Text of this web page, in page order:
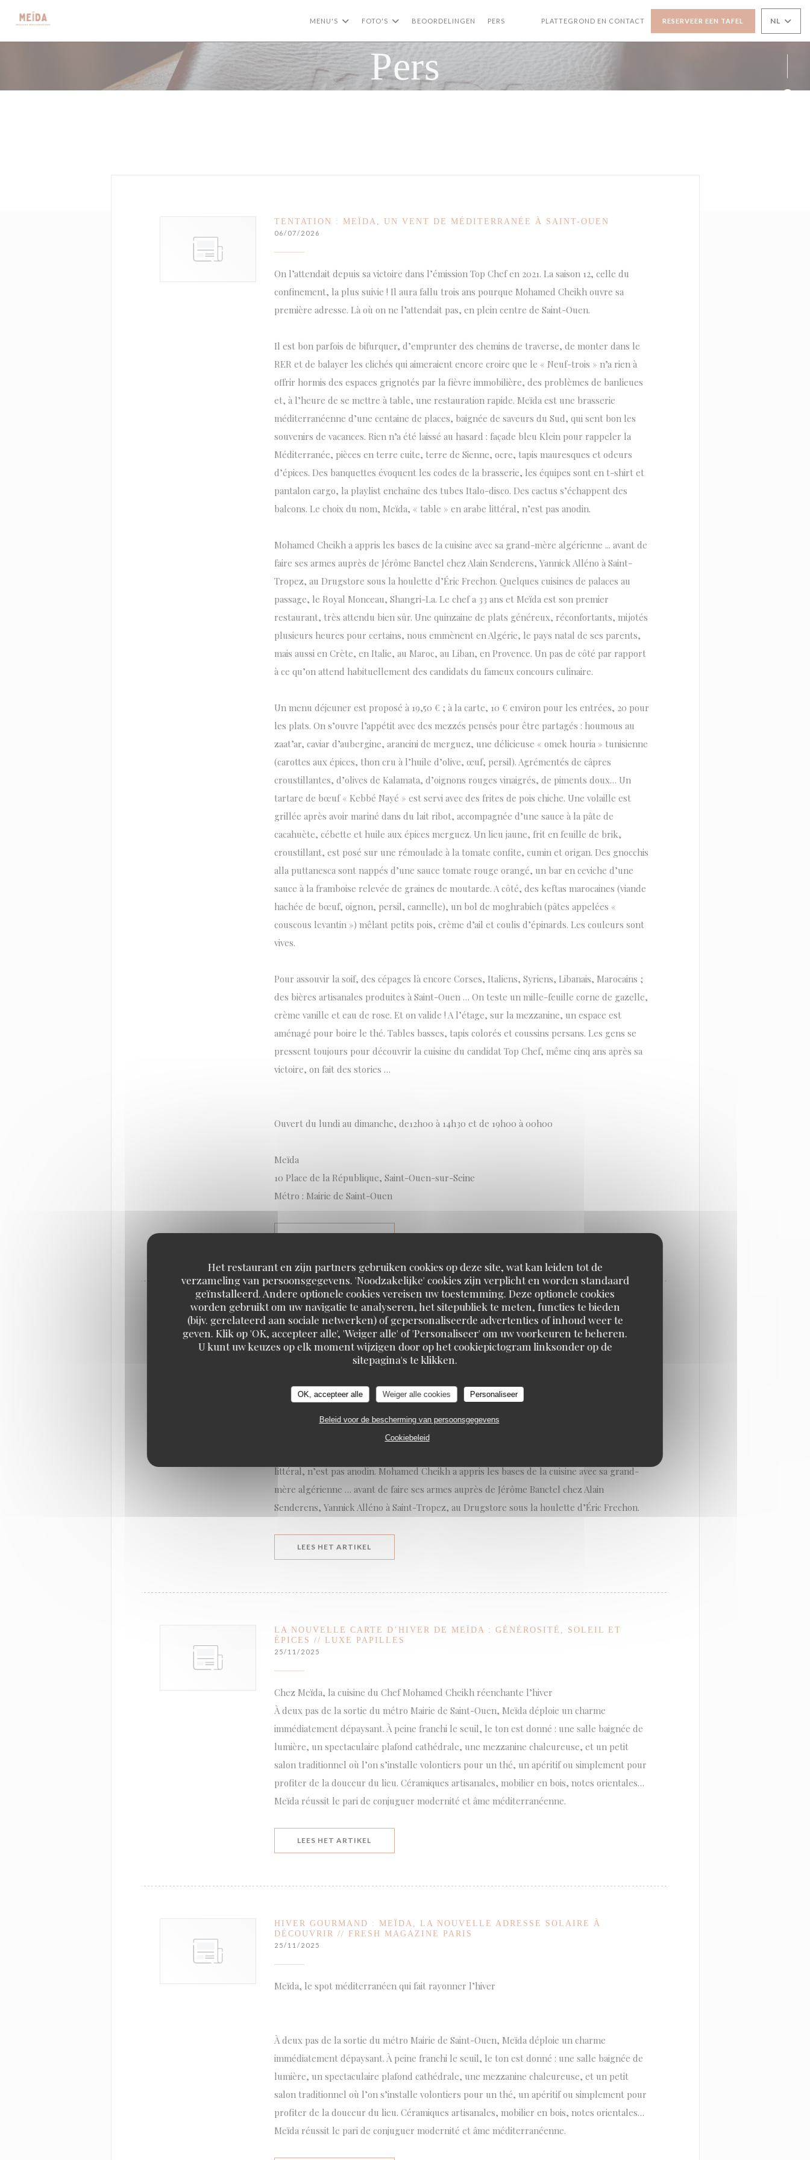
Cookies beheer paneel
Het restaurant en zijn partners gebruiken cookies op deze site, wat kan leiden tot de
verzameling van persoonsgegevens. 'Noodzakelijke' cookies zijn verplicht en worden standaard
geïnstalleerd. Andere optionele cookies vereisen uw toestemming. Deze optionele cookies
worden gebruikt om uw navigatie te analyseren, het sitepubliek te meten, functies te bieden
(bijv. gerelateerd aan sociale netwerken) of gepersonaliseerde advertenties of inhoud weer te
geven. Klik op 'OK, accepteer alle', 'Weiger alle' of 'Personaliseer' om uw voorkeuren te beheren.
U kunt uw keuzes op elk moment wijzigen door op het cookiepictogram linksonder op de
sitepagina's te klikken.
OK, accepteer alle Weiger alle cookies Personaliseer
Beleid voor de bescherming van persoonsgegevens
Cookiebeleid
MENU'S FOTO'S BEOORDELINGEN PERS PLATTEGROND EN CONTACT RESERVEER EEN TAFEL NL
Pers
TENTATION : MEÏDA, UN VENT DE MÉDITERRANÉE À SAINT-OUEN
06/07/2026
On l’attendait depuis sa victoire dans l’émission Top Chef en 2021. La saison 12, celle du
confinement, la plus suivie ! Il aura fallu trois ans pourque Mohamed Cheikh ouvre sa
première adresse. Là où on ne l’attendait pas, en plein centre de Saint-Ouen.
Il est bon parfois de bifurquer, d’emprunter des chemins de traverse, de monter dans le
RER et de balayer les clichés qui aimeraient encore croire que le « Neuf-trois » n’a rien à
offrir hormis des espaces grignotés par la fièvre immobilière, des problèmes de banlieues
et, à l’heure de se mettre à table, une restauration rapide. Meïda est une brasserie
méditerranéenne d’une centaine de places, baignée de saveurs du Sud, qui sent bon les
souvenirs de vacances. Rien n’a été laissé au hasard : façade bleu Klein pour rappeler la
Méditerranée, pièces en terre cuite, terre de Sienne, ocre, tapis mauresques et odeurs
d’épices. Des banquettes évoquent les codes de la brasserie, les équipes sont en t-shirt et
pantalon cargo, la playlist enchaîne des tubes Italo-disco. Des cactus s’échappent des
balcons. Le choix du nom, Meïda, « table » en arabe littéral, n’est pas anodin.
Mohamed Cheikh a appris les bases de la cuisine avec sa grand-mère algérienne ... avant de
faire ses armes auprès de Jérôme Banctel chez Alain Senderens, Yannick Alléno à Saint-
Tropez, au Drugstore sous la houlette d’Éric Frechon. Quelques cuisines de palaces au
passage, le Royal Monceau, Shangri-La. Le chef a 33 ans et Meïda est son premier
restaurant, très attendu bien sûr. Une quinzaine de plats généreux, réconfortants, mijotés
plusieurs heures pour certains, nous emmènent en Algérie, le pays natal de ses parents,
mais aussi en Crète, en Italie, au Maroc, au Liban, en Provence. Un pas de côté par rapport
à ce qu’on attend habituellement des candidats du fameux concours culinaire.
Un menu déjeuner est proposé à 19,50 € ; à la carte, 10 € environ pour les entrées, 20 pour
les plats. On s’ouvre l’appétit avec des mezzés pensés pour être partagés : houmous au
zaat’ar, caviar d’aubergine, arancini de merguez, une délicieuse « omek houria » tunisienne
(carottes aux épices, thon cru à l’huile d’olive, œuf, persil). Agrémentés de câpres
croustillantes, d’olives de Kalamata, d’oignons rouges vinaigrés, de piments doux… Un
tartare de bœuf « Kebbé Nayé » est servi avec des frites de pois chiche. Une volaille est
grillée après avoir mariné dans du lait ribot, accompagnée d’une sauce à la pâte de
cacahuète, cébette et huile aux épices merguez. Un lieu jaune, frit en feuille de brik,
croustillant, est posé sur une rémoulade à la tomate confite, cumin et origan. Des gnocchis
alla puttanesca sont nappés d’une sauce tomate rouge orangé, un bar en ceviche d’une
sauce à la framboise relevée de graines de moutarde. A côté, des keftas marocaines (viande
hachée de bœuf, oignon, persil, cannelle), un bol de moghrabieh (pâtes appelées «
couscous levantin ») mêlant petits pois, crème d’ail et coulis d’épinards. Les couleurs sont
vives.
Pour assouvir la soif, des cépages là encore Corses, Italiens, Syriens, Libanais, Marocains ;
des bières artisanales produites à Saint-Ouen … On teste un mille-feuille corne de gazelle,
crème vanille et eau de rose. Et on valide ! A l’étage, sur la mezzanine, un espace est
aménagé pour boire le thé. Tables basses, tapis colorés et coussins persans. Les gens se
pressent toujours pour découvrir la cuisine du candidat Top Chef, même cinq ans après sa
victoire, on fait des stories …
Ouvert du lundi au dimanche, de12h00 à 14h30 et de 19h00 à 00h00
Meïda
10 Place de la République, Saint-Ouen-sur-Seine
Métro : Mairie de Saint-Ouen
LEES HET ARTIKEL((OPENT IN EEN NIEUW VENSTER))
LE « NEUF-TROIS » SE MET À TABLE, LES MEILLEURS RESTAURANTS DE
SEINE SAINT DENIS // LES HARDIS
27/05/2026
On l’attendait depuis sa victoire dans l’émission Top Chef en 2021. La saison 12, celle du
confinement, la plus suivie ! Il aura fallu trois ans pour que Mohamed Cheikh ouvre sa
première adresse. Là où on ne l’attendait pas, en plein centre de Saint-Ouen, offrant à la
littéral, n’est pas anodin. Mohamed Cheikh a appris les bases de la cuisine avec sa grand-
mère algérienne … avant de faire ses armes auprès de Jérôme Banctel chez Alain
Senderens, Yannick Alléno à Saint-Tropez, au Drugstore sous la houlette d’Éric Frechon.
LEES HET ARTIKEL
LA NOUVELLE CARTE D’HIVER DE MEÏDA : GÉNÉROSITÉ, SOLEIL ET
ÉPICES // LUXE PAPILLES
25/11/2025
Chez Meïda, la cuisine du Chef Mohamed Cheikh réenchante l’hiver
À deux pas de la sortie du métro Mairie de Saint-Ouen, Meïda déploie un charme
immédiatement dépaysant. À peine franchi le seuil, le ton est donné : une salle baignée de
lumière, un spectaculaire plafond cathédrale, une mezzanine chaleureuse, et un petit
salon traditionnel où l’on s’installe volontiers pour un thé, un apéritif ou simplement pour
profiter de la douceur du lieu. Céramiques artisanales, mobilier en bois, notes orientales…
Meïda réussit le pari de conjuguer modernité et âme méditerranéenne.
LEES HET ARTIKEL
HIVER GOURMAND : MEÏDA, LA NOUVELLE ADRESSE SOLAIRE À
DÉCOUVRIR // FRESH MAGAZINE PARIS
25/11/2025
Meïda, le spot méditerranéen qui fait rayonner l’hiver
À deux pas de la sortie du métro Mairie de Saint-Ouen, Meïda déploie un charme
immédiatement dépaysant. À peine franchi le seuil, le ton est donné : une salle baignée de
lumière, un spectaculaire plafond cathédrale, une mezzanine chaleureuse, et un petit
salon traditionnel où l’on s’installe volontiers pour un thé, un apéritif ou simplement pour
profiter de la douceur du lieu. Céramiques artisanales, mobilier en bois, notes orientales…
Meïda réussit le pari de conjuguer modernité et âme méditerranéenne.